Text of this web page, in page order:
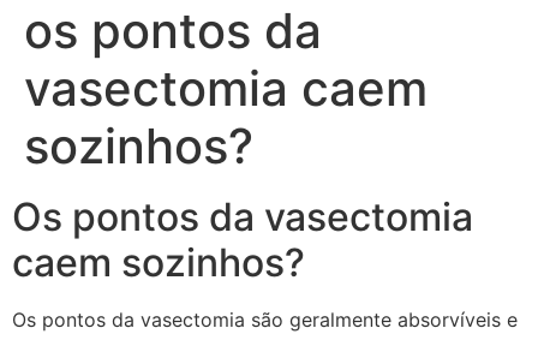
os pontos da
vasectomia caem
sozinhos?
Os pontos da vasectomia
caem sozinhos?
Os pontos da vasectomia são geralmente absorvíveis e